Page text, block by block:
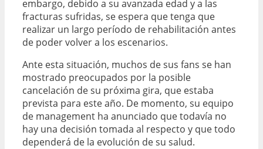
embargo, debido a su avanzada edad y a las
fracturas sufridas, se espera que tenga que
realizar un largo período de rehabilitación antes
de poder volver a los escenarios.
Ante esta situación, muchos de sus fans se han
mostrado preocupados por la posible
cancelación de su próxima gira, que estaba
prevista para este año. De momento, su equipo
de management ha anunciado que todavía no
hay una decisión tomada al respecto y que todo
dependerá de la evolución de su salud.